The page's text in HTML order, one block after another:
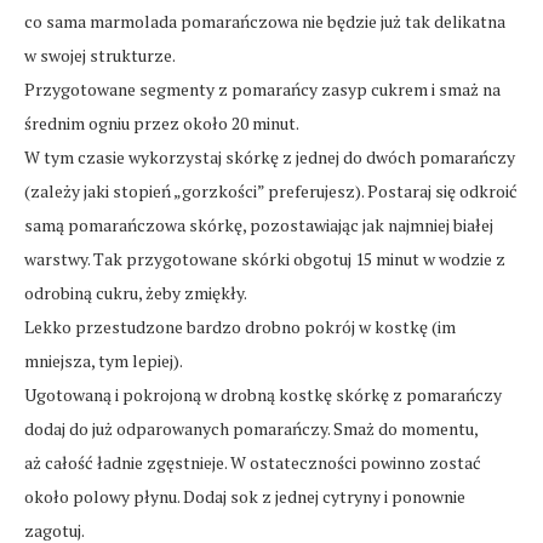
co sama marmolada pomarańczowa nie będzie już tak delikatna
w swojej strukturze.
Przygotowane segmenty z pomarańcy zasyp cukrem i smaż na
średnim ogniu przez około 20 minut.
W tym czasie wykorzystaj skórkę z jednej do dwóch pomarańczy
(zależy jaki stopień „gorzkości” preferujesz). Postaraj się odkroić
samą pomarańczowa skórkę, pozostawiając jak najmniej białej
warstwy. Tak przygotowane skórki obgotuj 15 minut w wodzie z
odrobiną cukru, żeby zmiękły.
Lekko przestudzone bardzo drobno pokrój w kostkę (im
mniejsza, tym lepiej).
Ugotowaną i pokrojoną w drobną kostkę skórkę z pomarańczy
dodaj do już odparowanych pomarańczy. Smaż do momentu,
aż całość ładnie zgęstnieje. W ostateczności powinno zostać
około polowy płynu. Dodaj sok z jednej cytryny i ponownie
zagotuj.